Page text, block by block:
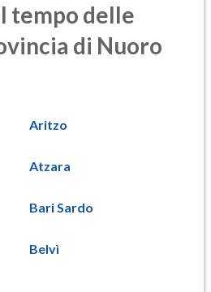
tempo delle
di Nuoro
Aritzo
Atzara
Bari Sardo
Belvì